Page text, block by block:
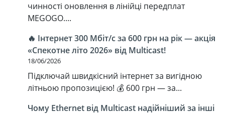
чинності оновлення в лінійці передплат
MEGOGO....
🔥 Інтернет 300 Мбіт/с за 600 грн на рік — акція
«Спекотне літо 2026» від Multicast!
18/06/2026
Підключай швидкісний інтернет за вигідною
літньою пропозицією! 💰 600 грн — за...
Чому Ethernet від Multicast надійніший за інші